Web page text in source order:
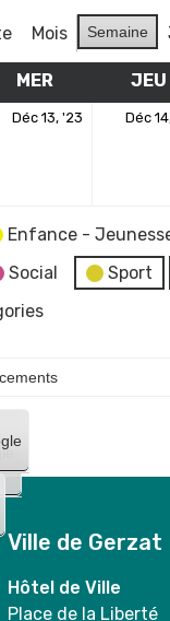
Mois Semaine
MER MERCREDIJEU
Déc 13, '23 Déc
Enfance -
Social Sport
Ville de Gerzat
Hôtel de Ville
Place de la Liberté